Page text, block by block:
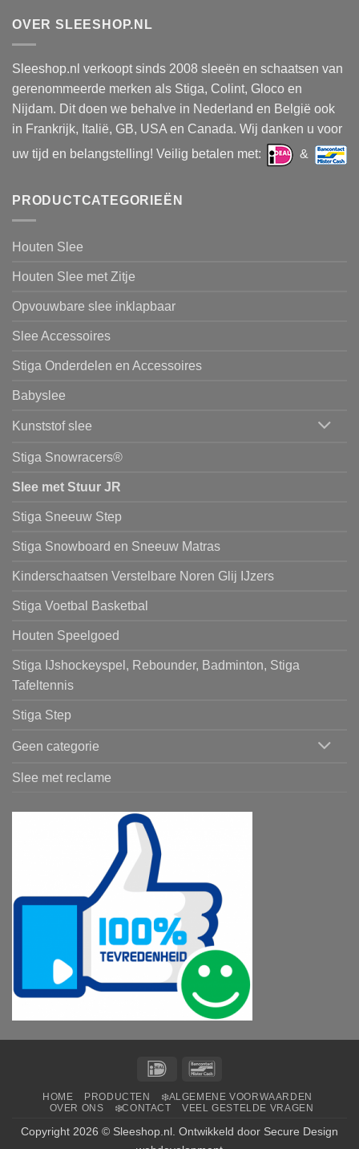
OVER SLEESHOP.NL
Sleeshop.nl verkoopt sinds 2008 sleeën en schaatsen van
gerenommeerde merken als Stiga, Colint, Gloco en
Nijdam. Dit doen we behalve in Nederland en België ook
in Frankrijk, Italië, GB, USA en Canada. Wij danken u voor
uw tijd en belangstelling! Veilig betalen met:
&
PRODUCTCATEGORIEËN
Houten Slee
Houten Slee met Zitje
Opvouwbare slee inklapbaar
Slee Accessoires
Stiga Onderdelen en Accessoires
Babyslee
Kunststof slee
Stiga Snowracers®
Slee met Stuur JR
Stiga Sneeuw Step
Stiga Snowboard en Sneeuw Matras
Kinderschaatsen Verstelbare Noren Glij IJzers
Stiga Voetbal Basketbal
Houten Speelgoed
Stiga IJshockeyspel, Rebounder, Badminton, Stiga
Tafeltennis
Stiga Step
Geen categorie
Slee met reclame
IDeal
HOME PRODUCTEN
❄️ALGEMENE VOORWAARDEN
OVER ONS
❄️CONTACT VEEL GESTELDE VRAGEN
Copyright 2026 © Sleeshop.nl . Ontwikkeld door Secure Design